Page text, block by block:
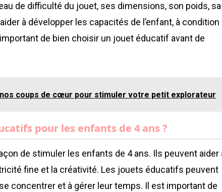
de difficulté du jouet, ses dimensions, son poids, sa
à développer les capacités de l’enfant, à condition
de bien choisir un jouet éducatif avant de
coups de cœur pour stimuler votre petit explorateur
pour les enfants de 4 ans ?
de stimuler les enfants de 4 ans. Ils peuvent aider
fine et la créativité. Les jouets éducatifs peuvent
concentrer et à gérer leur temps. Il est important de